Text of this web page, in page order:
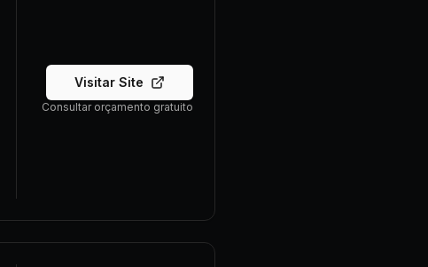
Visitar Site
Consultar orçamento gratuito